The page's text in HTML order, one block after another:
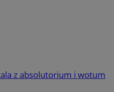
z absolutorium i wotum